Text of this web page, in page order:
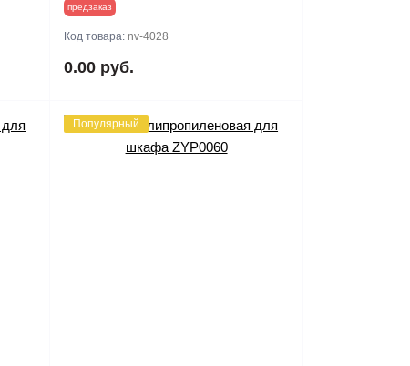
предзаказ
Код товара:nv-4028
0.00 руб.
Популярный